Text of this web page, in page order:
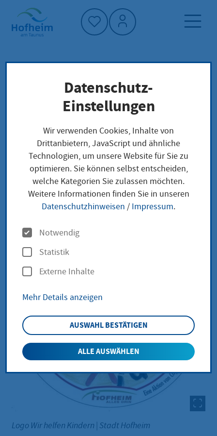
Startseite"
Leben in Hofheim
Gesellschaft und Soziales
Aktion "Wir helfen Kindern!"
Aktion "Wir helfen
Kindern!"
Logo Wir helfen Kindern Stadt Hofheim
Datenschutz-
Einstellungen
Wir verwenden Cookies, Inhalte von
Drittanbietern, JavaScript und ähnliche
Technologien, um unsere Website für Sie zu
optimieren. Sie können selbst entscheiden,
welche Kategorien Sie zulassen möchten.
Weitere Informationen finden Sie in unseren
Datenschutzhinweisen / Impressum.
O
p
t
i
e
n
Notwendig
Statistik
Externe Inhalte
Mehr Details anzeigen
AUSWAHL BESTÄTIGEN
ALLE AUSWÄHLEN